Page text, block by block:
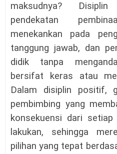
maksudnya?
pendekatan
menekankan pada
tanggung jawab, dan
didik tanpa
bersifat keras atau
Dalam disiplin positif,
pembimbing yang
konsekuensi dari
lakukan, sehingga
pilihan yang tepat